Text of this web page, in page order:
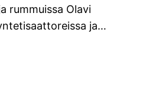
rummuissa Olavi
ja…